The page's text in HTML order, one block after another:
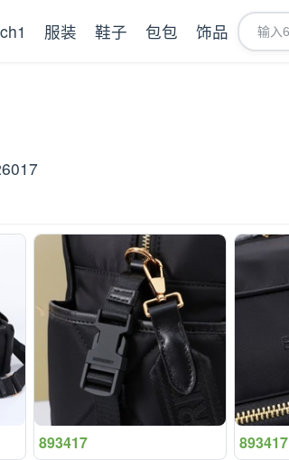
服装 鞋子 包包 饰品
893417 893417